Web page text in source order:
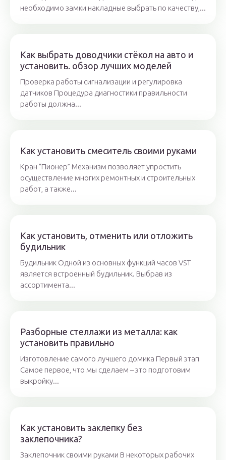
необходимо замки накладные выбрать по качеству,...
Как выбрать доводчики стёкол на авто и
установить. обзор лучших моделей
Проверка работы сигнализации и регулировка
датчиков Процедура диагностики правильности
работы должна...
Как установить смеситель своими руками
Кран “Пионер” Механизм позволяет упростить
осуществление многих ремонтных и строительных
работ, а также...
Как установить, отменить или отложить
будильник
Будильник Одной из основных функций часов VST
является встроенный будильник. Выбрав из
ассортимента...
Разборные стеллажи из металла: как
установить правильно
Изготовление самого лучшего домика Первый этап
Самое первое, что мы сделаем – это подготовим
выкройку...
Как установить заклепку без
заклепочника?
Заклепочник своими руками В некоторых рабочих